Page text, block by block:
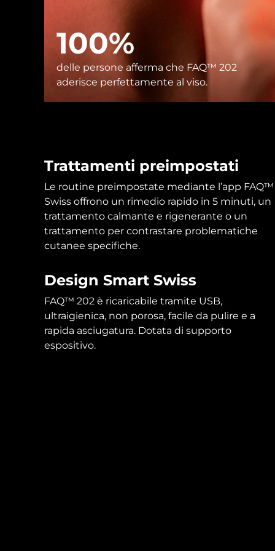
100%
delle persone afferma che FAQ™ 202
aderisce perfettamente al viso.
Trattamenti preimpostati
Le routine preimpostate mediante l’app FAQ™
Swiss offrono un rimedio rapido in 5 minuti, un
trattamento calmante e rigenerante o un
trattamento per contrastare problematiche
cutanee specifiche.
Design Smart Swiss
FAQ™ 202 è ricaricabile tramite USB,
ultraigienica, non porosa, facile da pulire e a
rapida asciugatura. Dotata di supporto
espositivo.
Advanced pore care essentials
issa™ Teeth Whitening Gel
Cosmetici
CHI SIAMO